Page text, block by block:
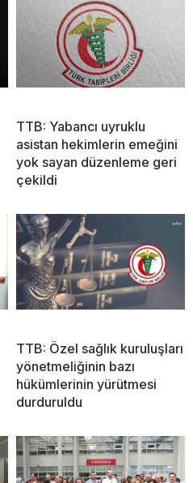
TTB: Yabancı uyruklu
asistan hekimlerin emeğini
yok sayan düzenleme geri
çekildi
TTB: Özel sağlık kuruluşları
yönetmeliğinin bazı
hükümlerinin yürütmesi
durduruldu